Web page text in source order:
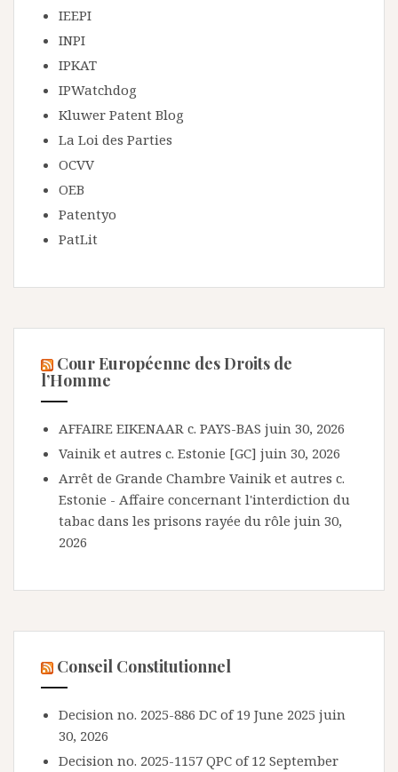
IEEPI
INPI
IPKAT
IPWatchdog
Kluwer Patent Blog
La Loi des Parties
OCVV
OEB
Patentyo
PatLit
Cour Européenne des Droits de
l’Homme
AFFAIRE EIKENAAR c. PAYS-BAS juin 30, 2026
Vainik et autres c. Estonie [GC] juin 30, 2026
Arrêt de Grande Chambre Vainik et autres c.
Estonie - Affaire concernant l'interdiction du
tabac dans les prisons rayée du rôle juin 30,
2026
Conseil Constitutionnel
Decision no. 2025-886 DC of 19 June 2025 juin
30, 2026
Decision no. 2025-1157 QPC of 12 September